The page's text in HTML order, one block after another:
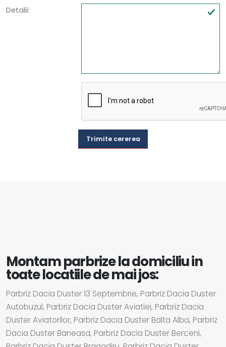
Detalii:
Trimite cererea
Montam parbrize la domiciliu in
toate locatiile de mai jos:
Parbriz Dacia Duster 13 Septembrie, Parbriz Dacia Duster
Autobuzul, Parbriz Dacia Duster Aviatiei, Parbriz Dacia
Duster Aviatorilor, Parbriz Dacia Duster Balta Alba, Parbriz
Dacia Duster Baneasa, Parbriz Dacia Duster Berceni,